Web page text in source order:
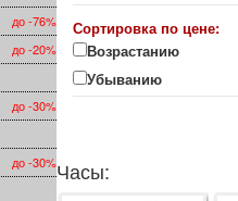
до -76%
до -20%
до -30%
до -30%
Сортировка по цене:
Возрастанию
Убыванию
Часы: